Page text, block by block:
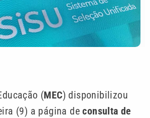
(MEC) disponibilizou
(9) a página deconsulta de